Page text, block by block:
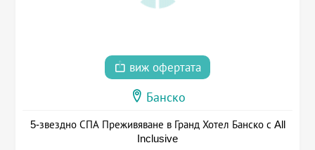
виж офертата
Банско
5-звездно СПА Преживяване в Гранд Хотел Банско с All
Inclusive